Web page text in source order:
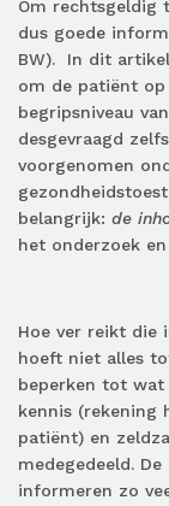
Om rechtsgeldig
dus goede
BW). In dit
om de patiënt
begripsniveau
desgevraagd
voorgenomen
belangrijk: de
het onderzoek
Hoe ver reikt die
hoeft niet alles
beperken tot wat
kennis (rekening
patiënt) en
medegedeeld.
informeren zo